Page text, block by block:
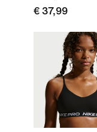
€ 37,99